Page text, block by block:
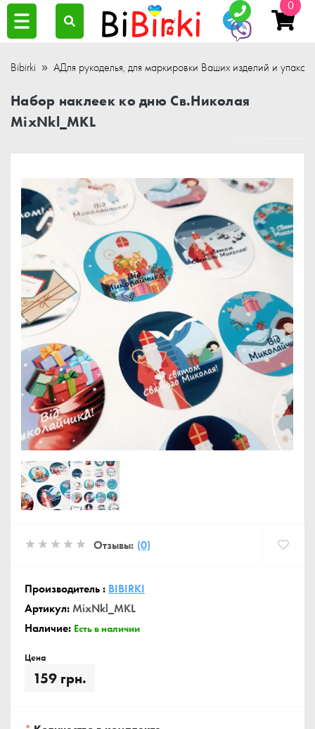
0
Bibirki АДля рукоделья, для маркировки Ваших изделий и
Набор наклеек ко дню Св.Николая
MixNkl_MKL
Отзывы: (0)
Производитель : BIBIRKI
Артикул:MixNkl_MKL
Наличие: Есть в наличии
Цена
159 грн.